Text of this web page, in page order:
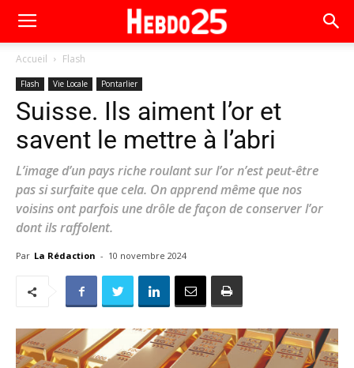
Accueil Flash
Flash Vie Locale Pontarlier
Suisse. Ils aiment l’or et
savent le mettre à l’abri
L’image d’un pays riche roulant sur l’or n’est peut-être
pas si surfaite que cela. On apprend même que nos
voisins ont parfois une drôle de façon de conserver l’or
dont ils raffolent.
Par La Rédaction - 10 novembre 2024